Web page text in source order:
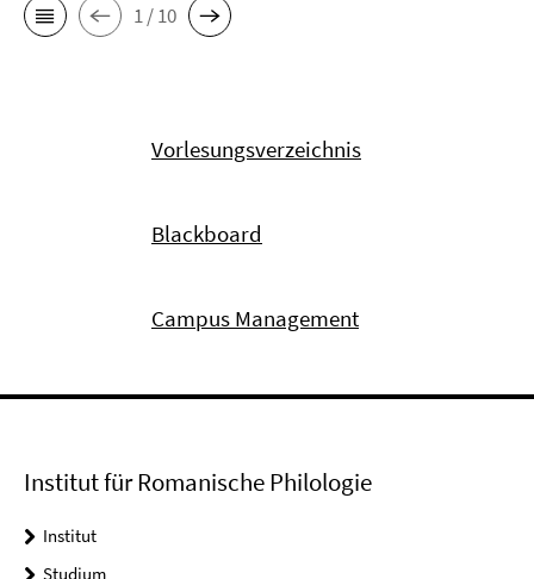
1 / 10
Vorlesungsverzeichnis
Blackboard
Campus Management
Institut für Romanische Philologie
Institut
Studium